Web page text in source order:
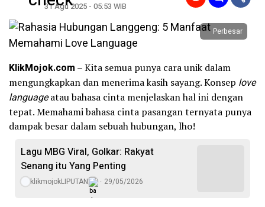
31 Agu 2025 - 05:53 WIB
Perbesar
KlikMojok.com – Kita semua punya cara unik dalam
mengungkapkan dan menerima kasih sayang. Konsep love
languageatau bahasa cinta menjelaskan hal ini dengan
tepat. Memahami bahasa cinta pasangan ternyata punya
dampak besar dalam sebuah hubungan, lho!
Lagu MBG Viral, Golkar: Rakyat
Senang itu Yang Penting
klikmojokLIPUTAN 29/05/2026